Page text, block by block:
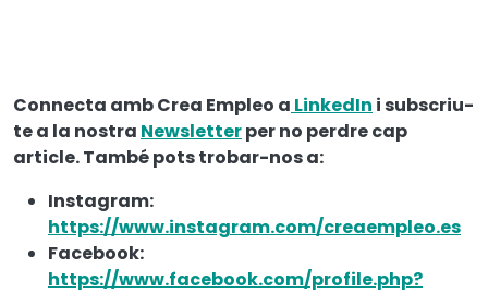
Connecta amb Crea Empleo a LinkedIn i subscriu-
te a la nostra Newsletterper no perdre cap
article. També pots trobar-nos a:
Instagram:
https://www.instagram.com/creaempleo.es
Facebook:
https://www.facebook.com/profile.php?